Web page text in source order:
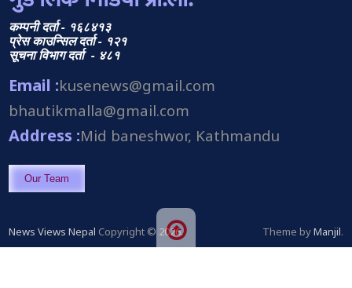
कम्पनी दर्ता - १६८४१३
प्रेस काउन्सिल दर्ता - १२१
सूचना विभाग दर्ता - ४८१
Email :kusenews@gmail.com
bhautikmalla@gmail.com
Address :Mid baneshwor, Kathmandu
Our Team
News Views Nepal Copyright © 2026. Theme byManjil.